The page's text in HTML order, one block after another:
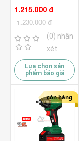
Amaxtools
Plus+ ( Chưa Pin
& Sạc )
1.215.000 đ
1.230.000 đ
(0) nhận
xét
Lựa chọn sản
phẩm báo giá
còn hàng